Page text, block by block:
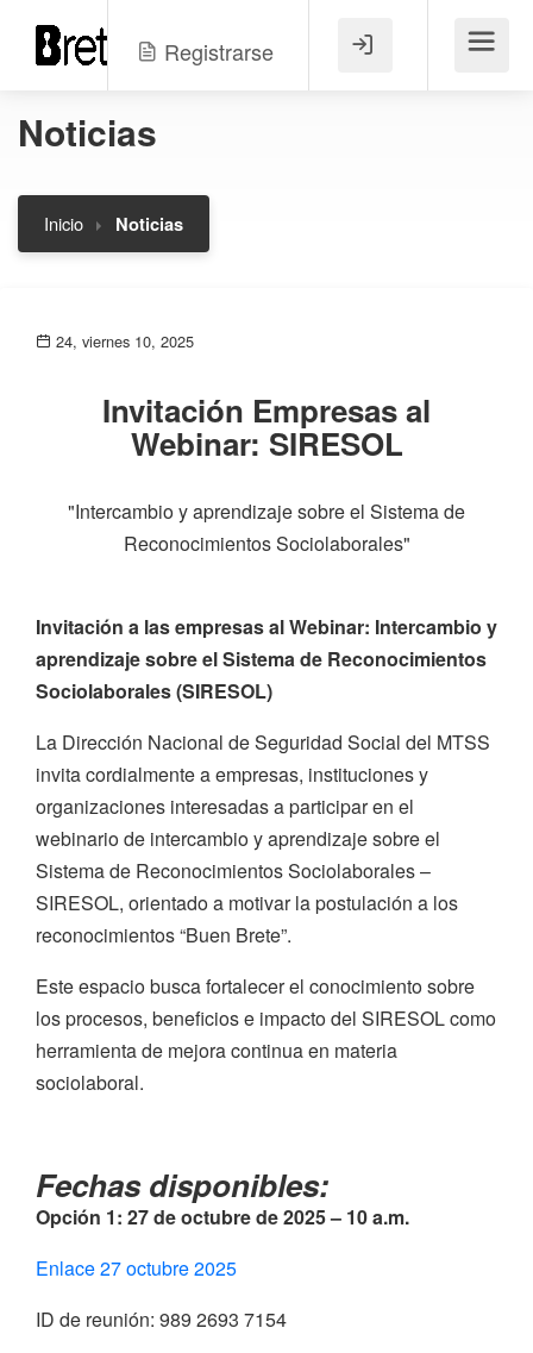
Registrarse Menú
Noticias
Inicio Noticias
24, viernes 10, 2025
Invitación Empresas al
Webinar: SIRESOL
"Intercambio y aprendizaje sobre el Sistema de
Reconocimientos Sociolaborales"
Invitación a las empresas al Webinar: Intercambio y
aprendizaje sobre el Sistema de Reconocimientos
Sociolaborales (SIRESOL)
La Dirección Nacional de Seguridad Social del MTSS
invita cordialmente a empresas, instituciones y
organizaciones interesadas a participar en el
webinario de intercambio y aprendizaje sobre el
Sistema de Reconocimientos Sociolaborales –
SIRESOL, orientado a motivar la postulación a los
reconocimientos “Buen Brete”.
Este espacio busca fortalecer el conocimiento sobre
los procesos, beneficios e impacto del SIRESOL como
herramienta de mejora continua en materia
sociolaboral.
Fechas disponibles:
Opción 1: 27 de octubre de 2025 – 10 a.m.
Enlace 27 octubre 2025
ID de reunión: 989 2693 7154